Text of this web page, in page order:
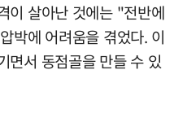
이 살아난 것에는 "전반에
박에 어려움을 겪었다. 이
면서 동점골을 만들 수 있